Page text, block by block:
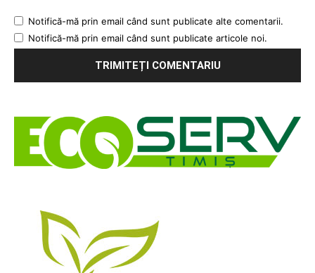
Notifică-mă prin email când sunt publicate alte comentarii.
Notifică-mă prin email când sunt publicate articole noi.